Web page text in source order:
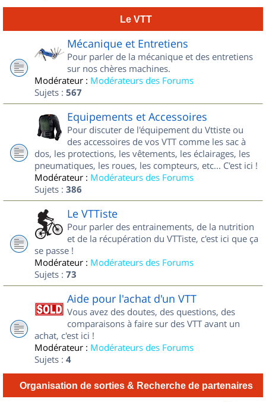
Le VTT
Mécanique et Entretiens
Pour parler de la mécanique et des entretiens
sur nos chères machines.
Modérateur : Modérateurs des Forums
Sujets : 567
Equipements et Accessoires
Pour discuter de l'équipement du Vttiste ou
des accessoires de vos VTT comme les sac à
dos, les protections, les vêtements, les éclairages, les
pneumatiques, les roues, les compteurs, etc... C'est ici !
Modérateur : Modérateurs des Forums
Sujets : 386
Le VTTiste
Pour parler des entrainements, de la nutrition
et de la récupération du VTTiste, c'est ici que ça
se passe !
Modérateur : Modérateurs des Forums
Sujets : 73
Aide pour l'achat d'un VTT
Vous avez des doutes, des questions, des
comparaisons à faire sur des VTT avant un
achat, c'est ici !
Modérateur : Modérateurs des Forums
Sujets : 4
Organisation de sorties & Recherche de partenaires